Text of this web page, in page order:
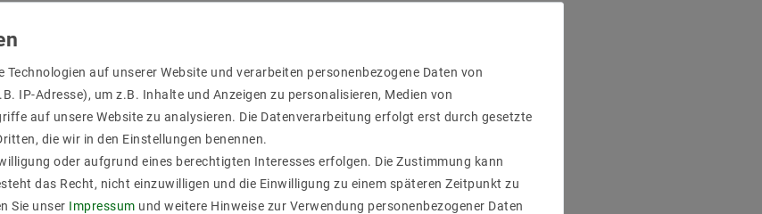
Technologien auf unserer Website und verarbeiten personenbezogene Daten von
IP-Adresse), um z.B. Inhalte und Anzeigen zu personalisieren, Medien von
auf unsere Website zu analysieren. Die Datenverarbeitung erfolgt erst durch gesetzte
die wir in den Einstellungen benennen.
oder aufgrund eines berechtigten Interesses erfolgen. Die Zustimmung kann
das Recht, nicht einzuwilligen und die Einwilligung zu einem späteren Zeitpunkt zu
Sie unser Impressum und weitere Hinweise zur Verwendung personenbezogener Daten